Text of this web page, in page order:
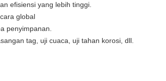
efisiensi yang lebih tinggi.
global
penyimpanan.
tag, uji cuaca, uji tahan korosi, dll.